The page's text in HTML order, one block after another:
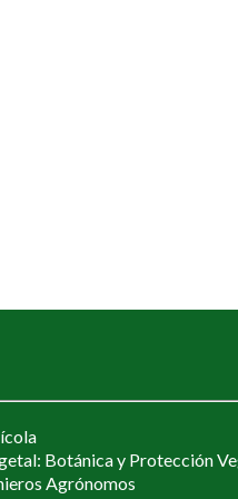
Botánica y Protección
Agrónomos